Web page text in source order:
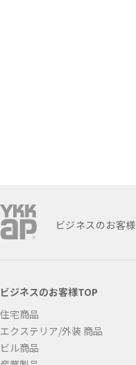
ビジネスのお客様
ビジネスのお客様TOP
住宅商品
エクステリア/外装 商品
ビル商品